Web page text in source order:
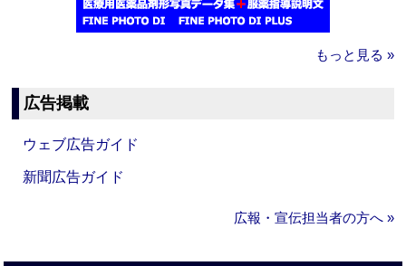
もっと見る »
広告掲載
ウェブ広告ガイド
新聞広告ガイド
広報・宣伝担当者の方へ »